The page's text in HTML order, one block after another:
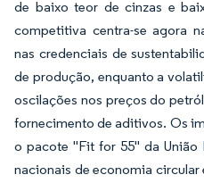
de baixo teor de cinzas e
competitiva centra-se agora
nas credenciais de
de produção, enquanto a
oscilações nos preços do
fornecimento de aditivos. Os
o pacote "Fit for 55" da União
nacionais de economia circular